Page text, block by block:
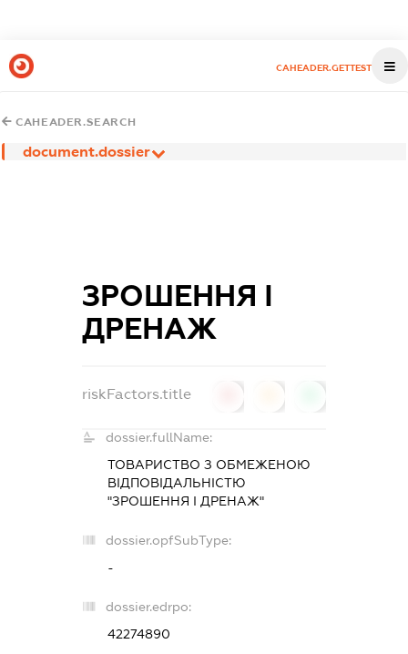
CAHEADER.GETTEST
CAHEADER.SEARCH
document.dossier
ЗРОШЕННЯ І
ДРЕНАЖ
riskFactors.title
dossier.fullName:
ТОВАРИСТВО З ОБМЕЖЕНОЮ
ВІДПОВІДАЛЬНІСТЮ
"ЗРОШЕННЯ І ДРЕНАЖ"
dossier.opfSubType:
-
dossier.edrpo:
42274890